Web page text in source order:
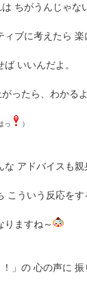
ちがうんじゃな
ブに考えたら 楽
いいんだよ。
ったら、わかるよ
っ ）
な アドバイスも親
こういう反応をす
りますね～
！」の 心の声に